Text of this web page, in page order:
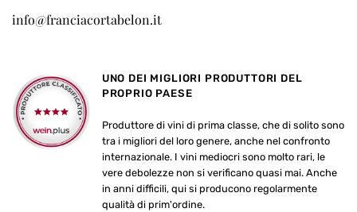
info@franciacortabelon.it
UNO DEI MIGLIORI PRODUTTORI DEL
PROPRIO PAESE
Produttore di vini di prima classe, che di solito sono
tra i migliori del loro genere, anche nel confronto
internazionale. I vini mediocri sono molto rari, le
vere debolezze non si verificano quasi mai. Anche
in anni difficili, qui si producono regolarmente
qualità di prim'ordine.